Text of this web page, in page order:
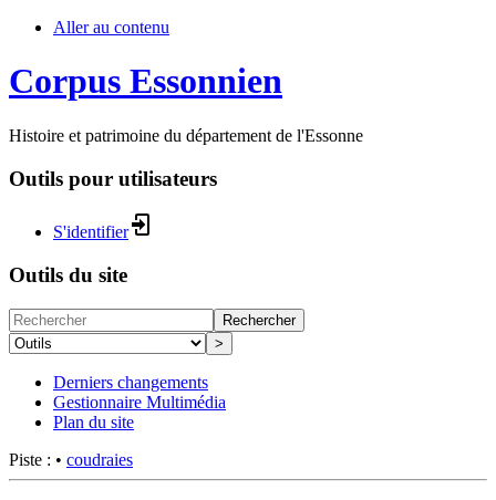
Aller au contenu
Corpus Essonnien
Histoire et patrimoine du département de l'Essonne
Outils pour utilisateurs
S'identifier
Outils du site
Rechercher
>
Derniers changements
Gestionnaire Multimédia
Plan du site
Piste : • coudraies